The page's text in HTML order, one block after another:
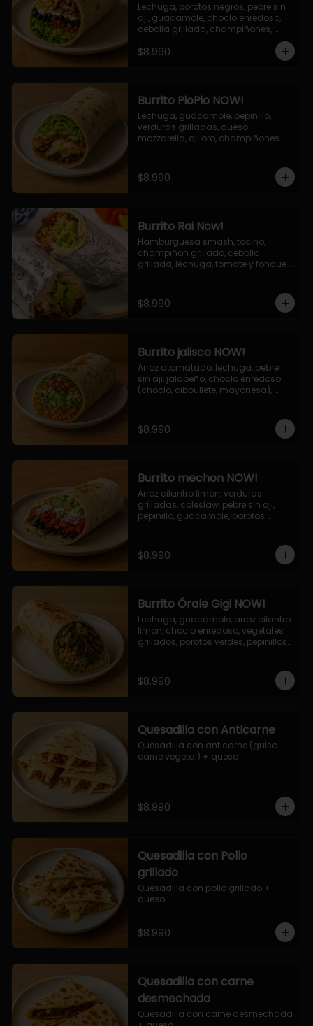
Lechuga, porotos negros, pebre sin
aji, guacamole, choclo enredoso,
cebolla grillada, champiñones,
$8.990
Burrito PioPio NOW!
Lechuga, guacamole, pepinillo,
verduras grilladas, queso
mozzarella, aji oro, champiñones
$8.990
Burrito Rai Now!
Hamburguesa smash, tocino,
champiñon grillado, cebolla
grillada, lechuga, tomate y fondue
$8.990
Burrito jalisco NOW!
Arroz atomatado, lechuga, pebre
sin aji, jalapeño, choclo enredoso
(choclo, ciboullete, mayonesa),
$8.990
Burrito mechon NOW!
Arroz cilantro limon, verduras
grilladas, coleslaw, pebre sin aji,
pepinillo, guacamole, porotos
$8.990
Burrito Órale Gigi NOW!
Lechuga, guacamole, arroz cilantro
limon, choclo enredoso, vegetales
grillados, porotos verdes, pepinillos
$8.990
Quesadilla con Anticarne
Quesadilla con anticarne (guiso
carne vegetal) + queso
$8.990
Quesadilla con Pollo
grillado
Quesadilla con pollo grillado +
queso.
$8.990
Quesadilla con carne
desmechada
Quesadilla con carne desmechada